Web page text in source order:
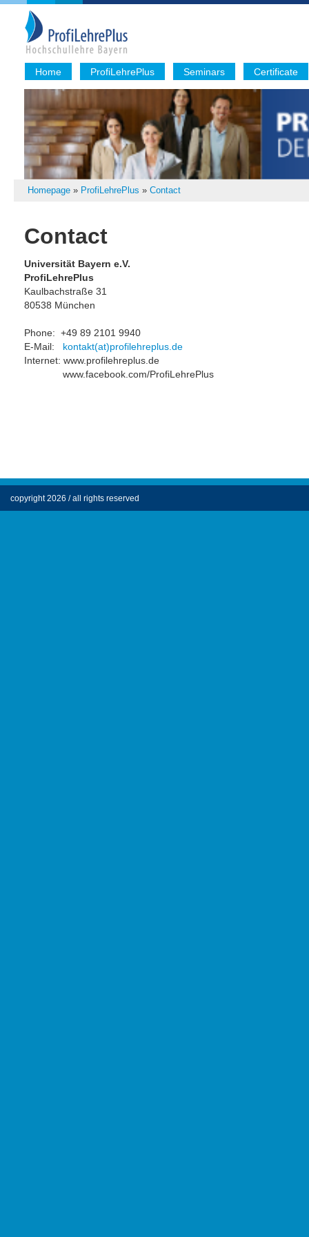
Home ProfiLehrePlus Seminars Certificate
Homepage » ProfiLehrePlus » Contact
Contact
Universität Bayern e.V.
ProfiLehrePlus
Kaulbachstraße 31
80538 München
Phone: +49 89 2101 9940
E-Mail: kontakt(at)profilehreplus.de
Internet: www.profilehreplus.de
www.facebook.com/ProfiLehrePlus
copyright 2026 / all rights reserved